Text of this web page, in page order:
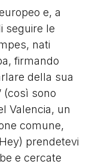
e, a
seguire le
nati
firmando
della sua
(così sono
Valencia, un
comune,
prendetevi
e cercate